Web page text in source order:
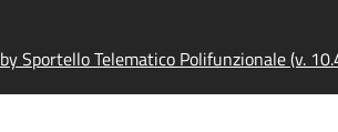
Sportello Telematico Polifunzionale (v.